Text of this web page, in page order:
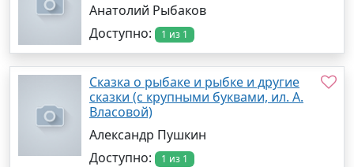
Анатолий Рыбаков
Доступно:
1 из 1
Сказка о рыбаке и рыбке и другие
сказки (с крупными буквами, ил. А.
Власовой)
Александр Пушкин
Доступно:
1 из 1